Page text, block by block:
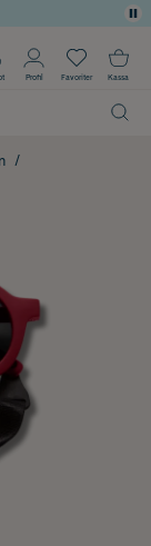
Profil Favoriter Kassa